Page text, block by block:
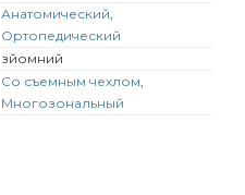
Анатомический,
Ортопедический
зйомний
Со съемным чехлом,
Многозональный